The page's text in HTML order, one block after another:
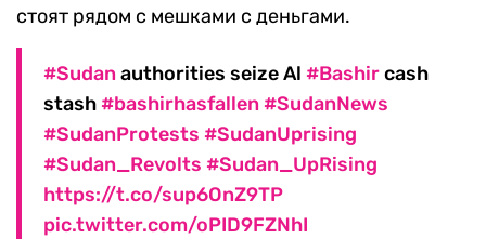
стоят рядом с мешками с деньгами.
#Sudanauthorities seize Al #Bashircash
stash#bashirhasfallen#SudanNews
#SudanProtests #SudanUprising
#Sudan_Revolts #Sudan_UpRising
https://t.co/sup6OnZ9TP
pic.twitter.com/oPID9FZNhI